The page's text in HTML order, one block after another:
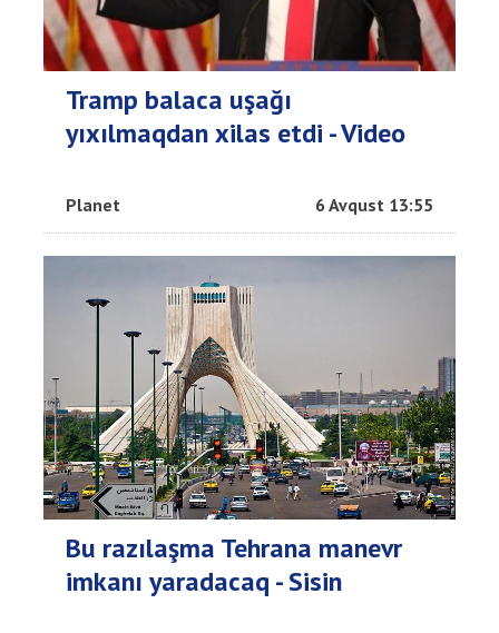
Tramp balaca uşağı
yıxılmaqdan xilas etdi - Video
Planet 6 Avqust 13:55
Bu razılaşma Tehrana manevr
imkanı yaradacaq - Sisin